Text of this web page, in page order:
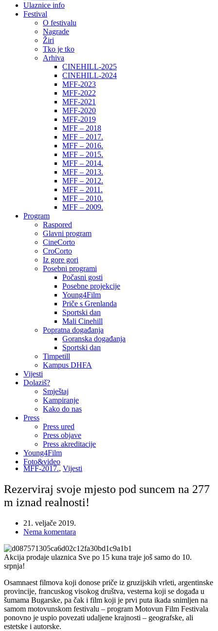
Ulaznice info
Festival
O festivalu
Nagrade
Žiri
Tko je tko
Arhiva
CINEHILL-2025
CINEHILL-2024
MFF-2023
MFF-2022
MFF-2021
MFF-2020
MFF-2019
MFF – 2018
MFF – 2017.
MFF – 2016.
MFF – 2015.
MFF – 2014.
MFF – 2013.
MFF – 2012.
MFF – 2011.
MFF – 2010.
MFF – 2009.
Program
Raspored
Glavni program
CineCorto
CroCorto
Iz gore gori
Posebni programi
Počasni gosti
Posebne projekcije
Young4Film
Priče s Grenlanda
Sportski dan
Mali Cinehill
Popratna događanja
Goranska događanja
Sportski dan
Timpetill
Kampus DHFA
Vijesti
Dolaziš?
Smještaj
Kampiranje
Kako do nas
Press
Press ured
Press objave
Press akreditacije
Young4Film
Foto&video
MFF-2017., Vijesti
Rezerviraj svoje mjesto pod suncem na 277
m iznad realnosti!
21. veljače 2019.
Nema komentara
Akcija prodaje ulaznica Sve po 15 kuna traje još samo do 10.
srpnja!
Osamnaest filmova koji donose priče iz gruzijskih vrleti, argentinske
provincije, francuskog visokog društva, vesterna koji se događa u
šumama Bugarske, pa čak i film koji je prvi puta ikada snimljen na
samom motovunskom festivalu – program Motovun Film Festivala
ponovno je uspio povezati udaljene krajnosti – geografske, ali
estetske i autorske.